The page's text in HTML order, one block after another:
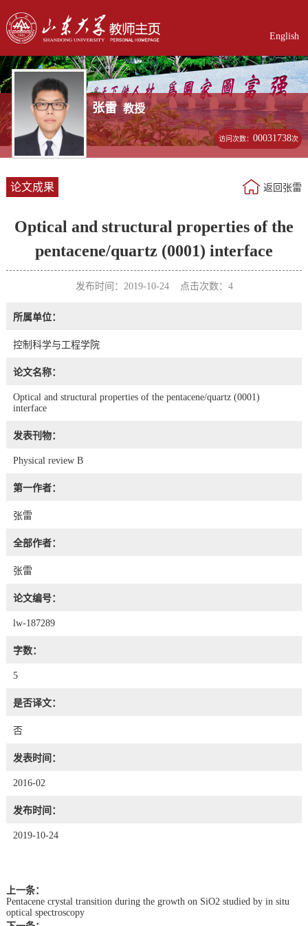
English
张雷 教授
访问次数：00031738次
论文成果 返回张雷
Optical and structural properties of the
pentacene/quartz (0001) interface
发布时间：2019-10-24 点击次数： 4
所属单位：
控制科学与工程学院
论文名称：
Optical and structural properties of the pentacene/quartz (0001)
interface
发表刊物：
Physical review B
第一作者：
张雷
全部作者：
张雷
论文编号：
lw-187289
字数：
5
是否译文：
否
发表时间：
2016-02
发布时间：
2019-10-24
上一条：
Pentacene crystal transition during the growth on SiO2 studied by in situ
optical spectroscopy